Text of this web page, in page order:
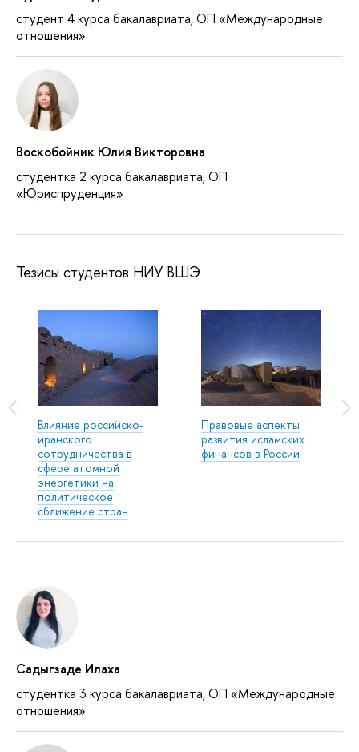
студент 4 курса бакалавриата, ОП «Международные
отношения»
Воскобойник Юлия Викторовна
студентка 2 курса бакалавриата, ОП
«Юриспруденция»
Тезисы студентов НИУ ВШЭ
Влияние российско-
иранского
сотрудничества в
сфере атомной
энергетики на
политическое
сближение стран
Правовые аспекты
развития исламских
финансов в России
Садыгзаде Илаха
студентка 3 курса бакалавриата, ОП «Международные
отношения»